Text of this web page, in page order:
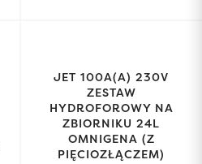
JET 100A(A) 230V
ZESTAW
HYDROFOROWY NA
ZBIORNIKU 24L
OMNIGENA (Z
PIĘCIOZŁĄCZEM)